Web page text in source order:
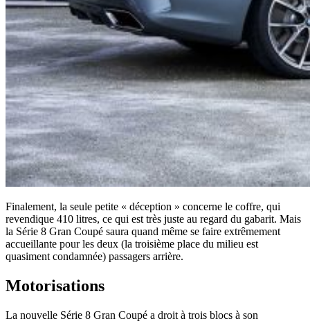
Finalement, la seule petite « déception » concerne le coffre, qui
revendique 410 litres, ce qui est très juste au regard du gabarit. Mais
la Série 8 Gran Coupé saura quand même se faire extrêmement
accueillante pour les deux (la troisième place du milieu est
quasiment condamnée) passagers arrière.
Motorisations
La nouvelle Série 8 Gran Coupé a droit à trois blocs à son